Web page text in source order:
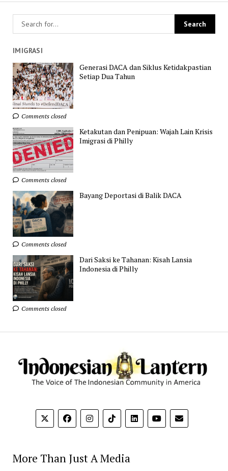
IMIGRASI
Generasi DACA dan Siklus Ketidakpastian
Setiap Dua Tahun
Comments closed
Ketakutan dan Penipuan: Wajah Lain Krisis
Imigrasi di Philly
Comments closed
Bayang Deportasi di Balik DACA
Comments closed
Dari Saksi ke Tahanan: Kisah Lansia
Indonesia di Philly
Comments closed
More Than Just A Media